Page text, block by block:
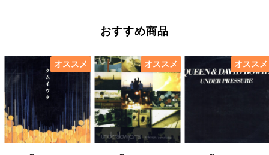
おすすめ商品
オススメ オススメ オススメ